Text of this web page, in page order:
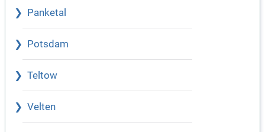
Panketal
Potsdam
Teltow
Velten